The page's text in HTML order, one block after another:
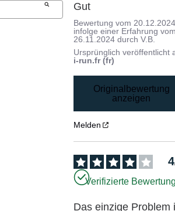
Gut
Bewertung vom
infolge einer Erfahrung
26.11.2024 durchV.B.
Ursprünglich veröffentlicht
i-run.fr (fr)
Originalbewertung
anzeigen
Melden
4
Verifizierte
Das einzige Problem